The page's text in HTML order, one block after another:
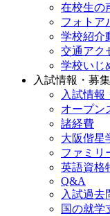
在校生の
フォトア
学校紹介
交通アク
学校いじ
入試情報・募
入試情報
オープン
諸経費
大阪偕星
ファミリ
英語資格
Q&A
入試過去
国の就学